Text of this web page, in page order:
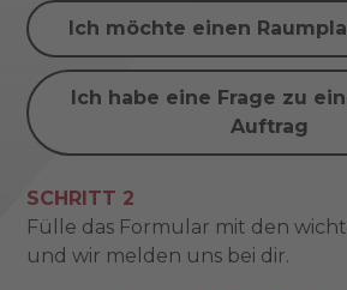
Ich möchte einen
Ich habe eine Frage zu
Auftrag
SCHRITT 2
Fülle das Formular mit den
und wir melden uns bei dir.